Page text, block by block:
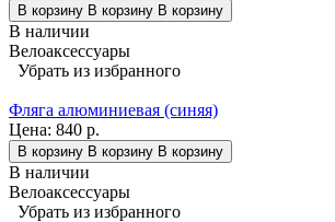
В корзину В корзину В корзину
В наличии
Велоаксессуары
Убрать из избранного
Фляга алюминиевая (синяя)
Цена: 840 р.
В корзину В корзину В корзину
В наличии
Велоаксессуары
Убрать из избранного